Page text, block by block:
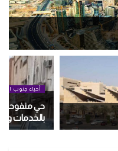
أحياء جنوب
حي منفوحة
بالخدمات